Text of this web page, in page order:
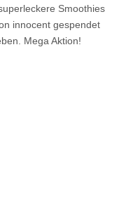
Smoothies
innocent gespendet
Mega Aktion!